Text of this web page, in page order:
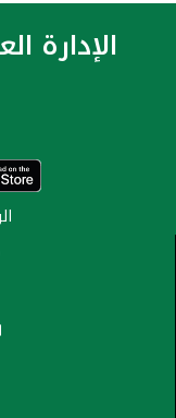
الإدارة